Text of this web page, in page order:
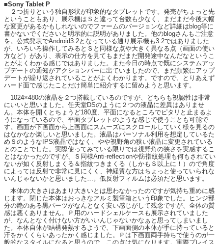
■Sony Tablet P
２つ折りという独自形状が印象的なタブレットです。発売がちょっと先
ということもあり、展示機はＳと違って台数も少なく、まだまだ今後大幅
な変更があるかもしれないのでファームのバージョンなど詳細はblog等に
書かないでくださいと明示的に説明がありました。他のblogさんもご注意
を。公式発表でAndroid3.2となっている通り展示機も3.2ではありました
が、いろいろ操作してみるとＳと同様な点や大きく異なる点（画面の使い
方など）があり、表示の仕方を見てもまだまだ開発途中なんだなというこ
とがよくわかる感じではありました。また今日の時点で既にシステムアッ
プデートの通知がアクションバーに出ていましたので、まだ頻繁にアップ
デートが繰り返されていることがよくわかります。ですので、とりあえず
ハード面で感じたことだけ簡単に紹介するに留めようと思います。
1024×480の液晶を２つ搭載しているのですが、どちらも視認性は非常
にいいと思いました。任天堂DSのように２つの液晶に差異はありませ
ん。本体を開くとちょうど180度、平面になるところでピタリと止まるよ
うになっているので、平面タブレットのような感じで使うことも可能で
す。画面が下画面から上画面にスムーズにスクロールしていく様を見るの
はなかなか楽しいと思いました。液晶はパーソナル利用を想定しているた
めＳのようなIPS液晶ではなく、やや視野角の狭い液晶に変更されている
とのことでした。実際使ってみている限りでは視野角の狭さを実感するこ
とはなかったのですが、Ｓ同様Anti-reflectionや防指紋処理も何もされてい
ないが如く反射しまくる＆指紋つきまくる（しかもＳ以上に！）ので角度
によっては反射で非常に見にくく、神経質な方はちょっと使っていられな
いんじゃないかと思いました…。低反射フィルムは必須だと思います。
本体の大きさはあまり大きいとは思わなかったのですが気持ち重めに感
じます。閉じた本体はおっきなアルミ製筆箱という印象でした。ヒンジ部
分の艶のある黒パーツがなんとなく安い感じがして残念ですが、全体の質
感は悪くありません。Ｐ用のハードシェルケースも展示されていました
が、なんとなく付けない方がいいんじゃないかなぁと思ってしまいまし
た。本体自体が結構発熱するようで、下画面側の本体が手に持っていると
汗をかくくらいあったかく感じました。Ｐは下画面両手持ちで使うのが一
般的なスタイルになると思うので、この点は気になります。実際プレイス